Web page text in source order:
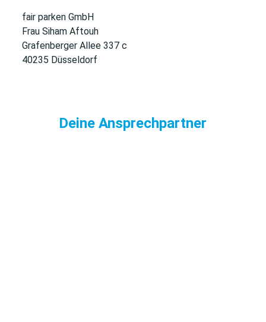
fair parken GmbH
Frau Siham Aftouh
Grafenberger Allee 337 c
40235 Düsseldorf
Deine Ansprechpartner